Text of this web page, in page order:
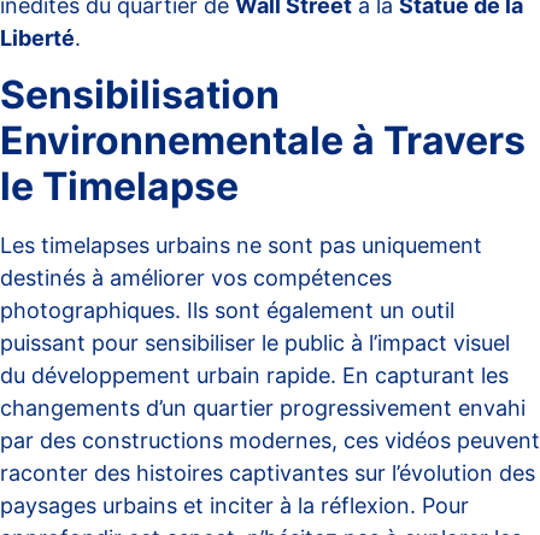
inédites du quartier de Wall Street à la Statue de la
Liberté.
Sensibilisation
Environnementale à Travers
le Timelapse
Les timelapses urbains ne sont pas uniquement
destinés à améliorer vos compétences
photographiques. Ils sont également un outil
puissant pour sensibiliser le public à l’impact visuel
du développement urbain rapide. En capturant les
changements d’un quartier progressivement envahi
par des constructions modernes, ces vidéos peuvent
raconter des histoires captivantes sur l’évolution des
paysages urbains et inciter à la réflexion. Pour